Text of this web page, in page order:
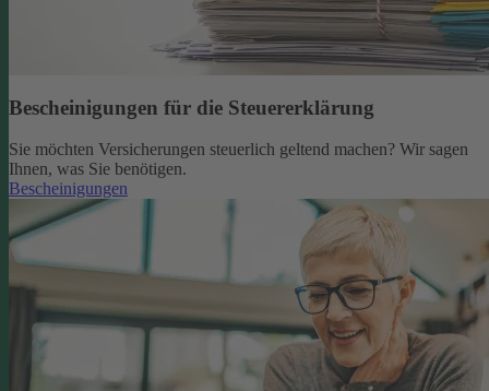
Bescheinigungen für die Steuererklärung
Sie möchten Versicherungen steuerlich geltend machen? Wir sagen
Ihnen, was Sie benötigen.
Bescheinigungen